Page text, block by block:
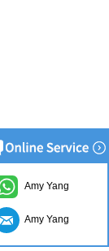
Amy Yang
Amy Yang